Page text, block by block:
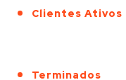
Clientes Ativos
Terminados